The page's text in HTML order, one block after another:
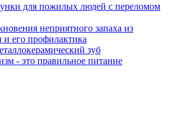
для пожилых людей с переломом
неприятного запаха из
и его профилактика
зуб
- это правильное питание